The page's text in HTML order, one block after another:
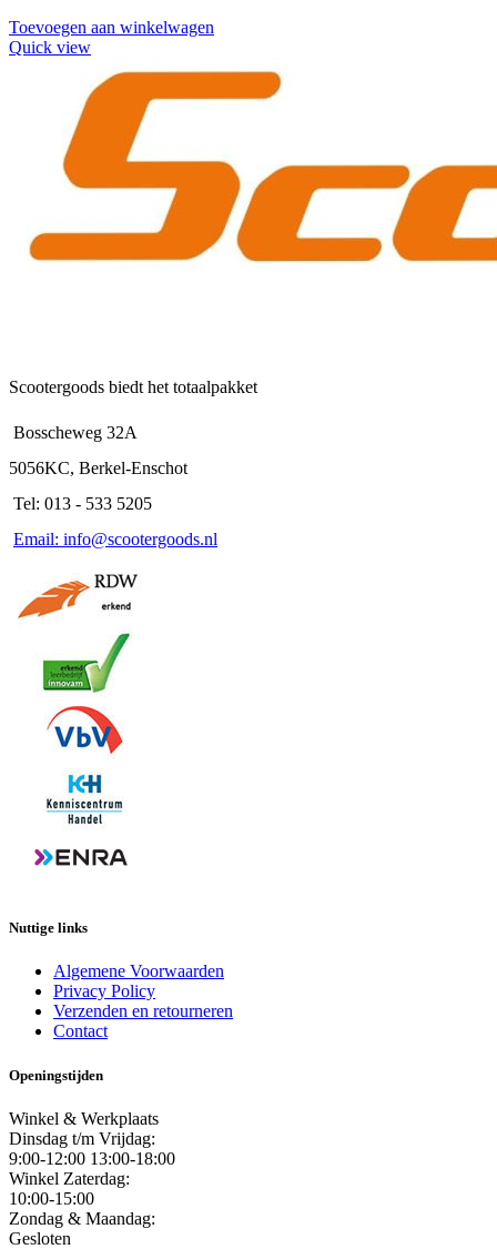
Toevoegen aan winkelwagen
Quick view
Scootergoods biedt het totaalpakket
Bosscheweg 32A
5056KC, Berkel-Enschot
Tel: 013 - 533 5205
Email: info@scootergoods.nl
Nuttige links
Algemene Voorwaarden
Privacy Policy
Verzenden en retourneren
Contact
Openingstijden
Winkel & Werkplaats
Dinsdag t/m Vrijdag:
9:00-12:00 13:00-18:00
Winkel Zaterdag:
10:00-15:00
Zondag & Maandag:
Gesloten